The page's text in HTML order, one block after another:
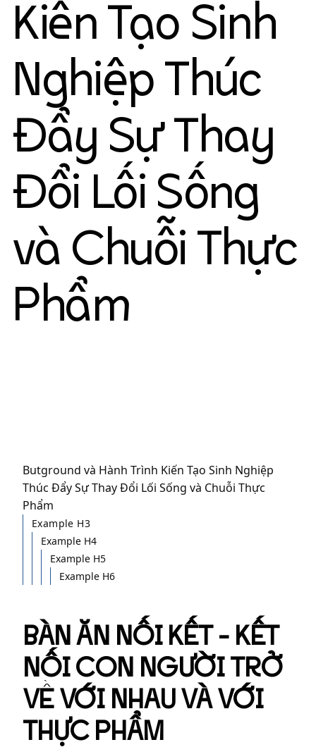
Kiến Tạo Sinh
Nghiệp Thúc
Đẩy Sự Thay
Đổi Lối Sống
và Chuỗi Thực
Phẩm
Butground và Hành Trình Kiến Tạo Sinh Nghiệp
Thúc Đẩy Sự Thay Đổi Lối Sống và Chuỗi Thực
Phẩm
Example H3
Example H4
Example H5
Example H6
BÀN ĂN NỐI KẾT - KẾT
NỐI CON NGƯỜI TRỞ
VỀ VỚI NHAU VÀ VỚI
THỰC PHẨM